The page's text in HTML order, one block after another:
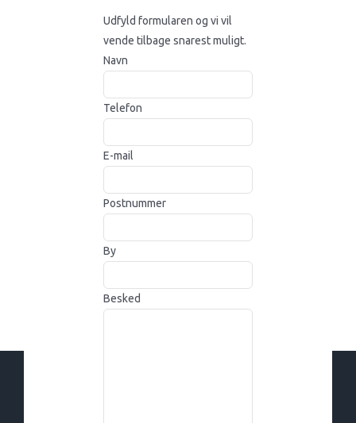
Udfyld formularen og vi vil
vende tilbage snarest muligt.
Navn
Telefon
E-mail
Postnummer
By
Besked